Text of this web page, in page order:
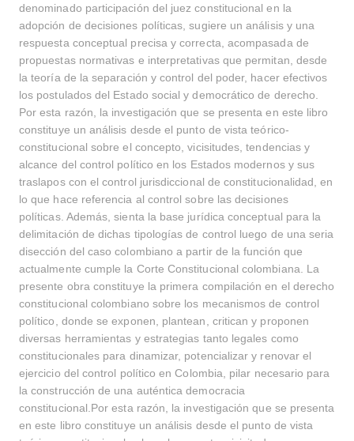
denominado participación del juez constitucional en la
adopción de decisiones políticas, sugiere un análisis y una
respuesta conceptual precisa y correcta, acompasada de
propuestas normativas e interpretativas que permitan, desde
la teoría de la separación y control del poder, hacer efectivos
los postulados del Estado social y democrático de derecho.
Por esta razón, la investigación que se presenta en este libro
constituye un análisis desde el punto de vista teórico-
constitucional sobre el concepto, vicisitudes, tendencias y
alcance del control político en los Estados modernos y sus
traslapos con el control jurisdiccional de constitucionalidad, en
lo que hace referencia al control sobre las decisiones
políticas. Además, sienta la base jurídica conceptual para la
delimitación de dichas tipologías de control luego de una seria
disección del caso colombiano a partir de la función que
actualmente cumple la Corte Constitucional colombiana. La
presente obra constituye la primera compilación en el derecho
constitucional colombiano sobre los mecanismos de control
político, donde se exponen, plantean, critican y proponen
diversas herramientas y estrategias tanto legales como
constitucionales para dinamizar, potencializar y renovar el
ejercicio del control político en Colombia, pilar necesario para
la construcción de una auténtica democracia
constitucional.Por esta razón, la investigación que se presenta
en este libro constituye un análisis desde el punto de vista